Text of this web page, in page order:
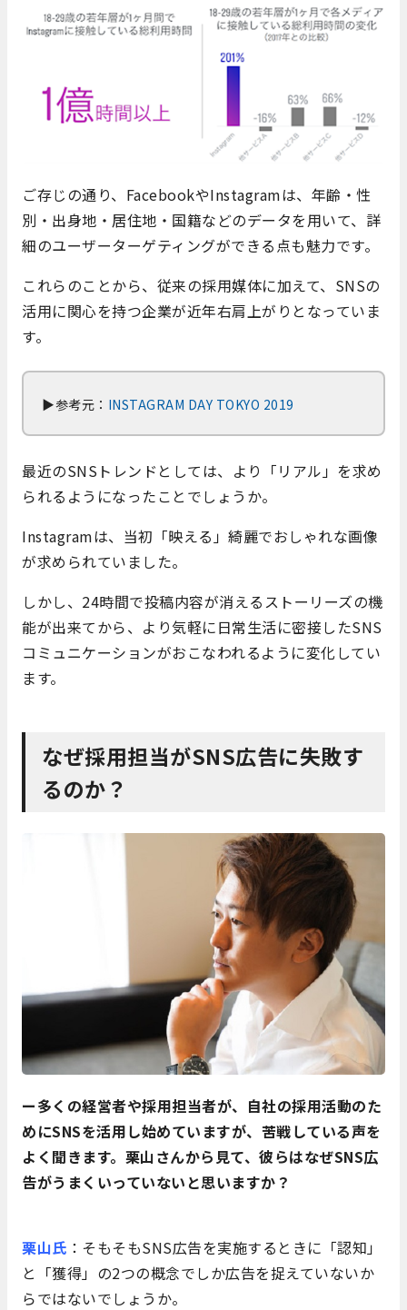
ご存じの通り、FacebookやInstagramは、年齢・性
別・出身地・居住地・国籍などのデータを用いて、詳
細のユーザーターゲティングができる点も魅力です。
これらのことから、従来の採用媒体に加えて、SNSの
活用に関心を持つ企業が近年右肩上がりとなっていま
す。
▶参考元： INSTAGRAM DAY TOKYO 2019
最近のSNSトレンドとしては、より「リアル」を求め
られるようになったことでしょうか。
Instagramは、当初「映える」綺麗でおしゃれな画像
が求められていました。
しかし、24時間で投稿内容が消えるストーリーズの機
能が出来てから、より気軽に日常生活に密接したSNS
コミュニケーションがおこなわれるように変化してい
ます。
なぜ採用担当がSNS広告に失敗す
るのか？
ー多くの経営者や採用担当者が、自社の採用活動のた
めにSNSを活用し始めていますが、苦戦している声を
よく聞きます。栗山さんから見て、彼らはなぜSNS広
告がうまくいっていないと思いますか？
栗山氏 ：そもそもSNS広告を実施するときに「認知」
と「獲得」の2つの概念でしか広告を捉えていないか
らではないでしょうか。